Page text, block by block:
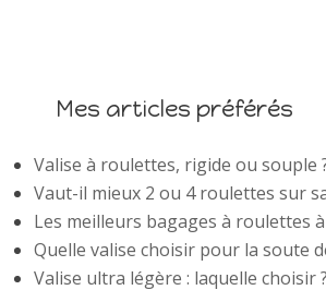
Mes articles préférés
Valise à roulettes, rigide ou souple
Vaut-il mieux 2 ou 4 roulettes sur
Les meilleurs bagages à roulettes
Quelle valise choisir pour la soute
Valise ultra légère : laquelle choisir ?